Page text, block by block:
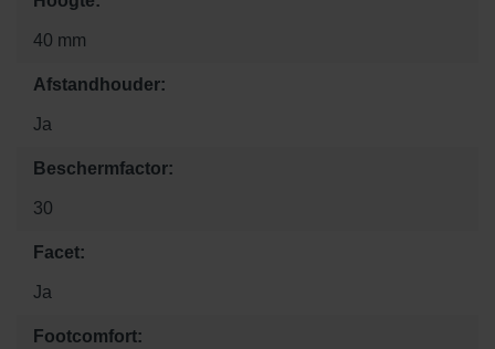
40 mm
Afstandhouder:
Ja
Beschermfactor:
30
Facet:
Ja
Footcomfort: